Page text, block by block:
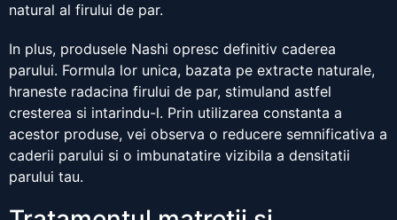
natural al firului de par.
In plus, produsele Nashi opresc definitiv caderea
parului. Formula lor unica, bazata pe extracte naturale,
hraneste radacina firului de par, stimuland astfel
cresterea si intarindu-l. Prin utilizarea constanta a
acestor produse, vei observa o reducere semnificativa a
caderii parului si o imbunatatire vizibila a densitatii
parului tau.